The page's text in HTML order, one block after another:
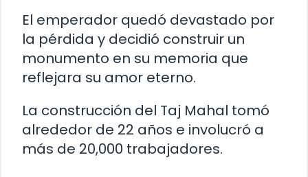
El emperador quedó devastado por
la pérdida y decidió construir un
monumento en su memoria que
reflejara su amor eterno.
La construcción del Taj Mahal tomó
alrededor de 22 años e involucró a
más de 20,000 trabajadores.